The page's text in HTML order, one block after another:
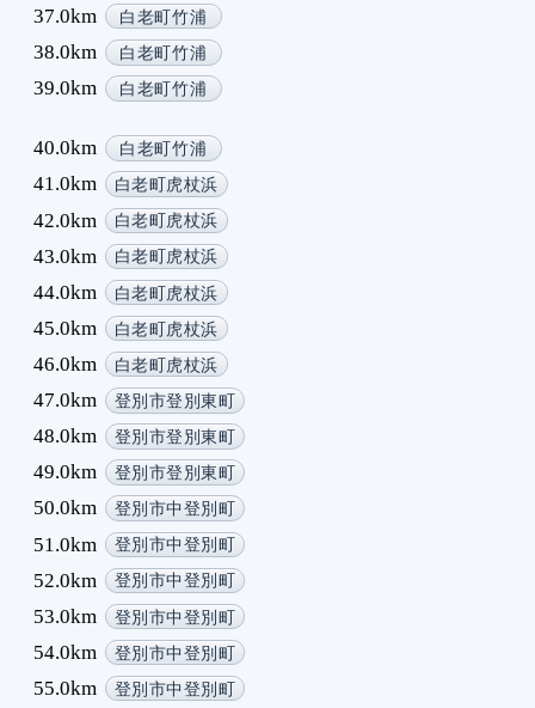
37.0km 白老町竹浦
38.0km 白老町竹浦
39.0km 白老町竹浦
40.0km 白老町竹浦
41.0km 白老町虎杖浜
42.0km 白老町虎杖浜
43.0km 白老町虎杖浜
44.0km 白老町虎杖浜
45.0km 白老町虎杖浜
46.0km 白老町虎杖浜
47.0km 登別市登別東町
48.0km 登別市登別東町
49.0km 登別市登別東町
50.0km 登別市中登別町
51.0km 登別市中登別町
52.0km 登別市中登別町
53.0km 登別市中登別町
54.0km 登別市中登別町
55.0km 登別市中登別町